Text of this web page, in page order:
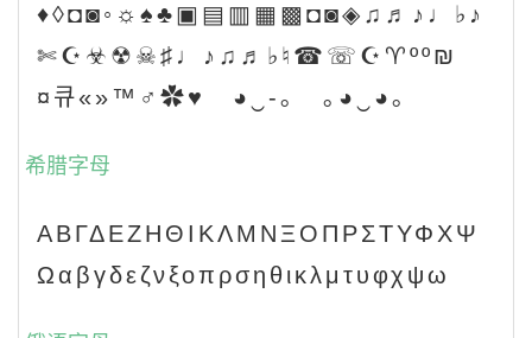
♦◊◘◙◦☼♠♣▣▤▥▦▩◘◙◈♫♬♪♩♭♪
✄☪☣☢☠♯♩♪♫♬♭♮☎☏☪♈ºº₪
¤큐«»™♂✿♥ ◕‿-｡ ｡◕‿◕｡
希腊字母
ΑΒΓΔΕΖΗΘΙΚΛΜΝΞΟΠΡΣΤΥΦΧΨ
Ωαβγδεζνξοπρσηθικλμτυφχψω